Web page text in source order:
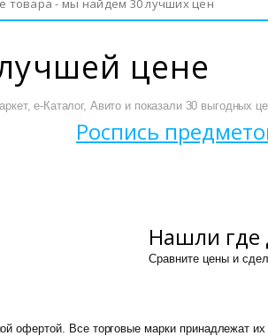
цене
е-Каталог, Авито и показали 30 выгодных
Роспись
Нашли где
Сравните цены и
офертой. Все торговые марки принадлежат